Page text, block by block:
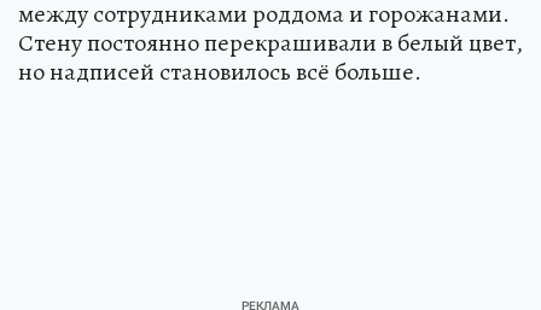
между сотрудниками роддома и горожанами.
Стену постоянно перекрашивали в белый цвет,
но надписей становилось всё больше.